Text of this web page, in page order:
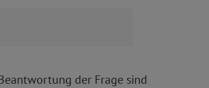
der Frage sind